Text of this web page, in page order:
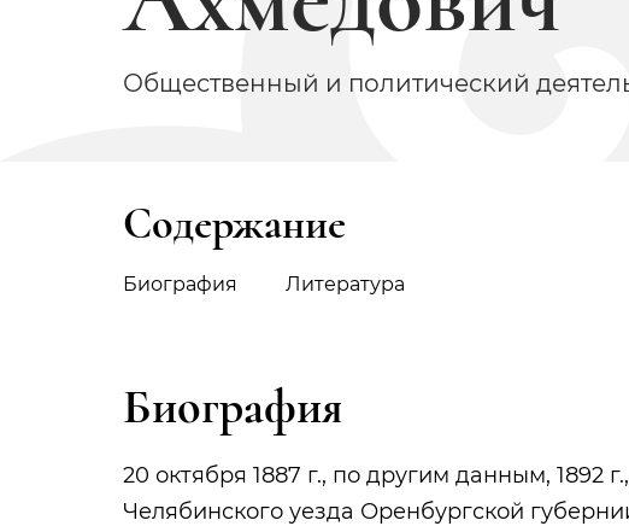
Общественный и политический
Содержание
Биография Литература
Биография
20 октября 1887 г., по другим данным, 1892
Челябинского уезда Оренбургской